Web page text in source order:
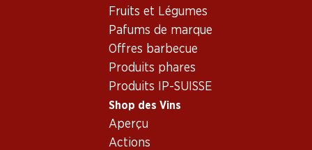
Fruits et Légumes
Pafums de marque
Offres barbecue
Produits phares
Produits IP-SUISSE
Shop des Vins
Aperçu
Actions
Château Branaire-Ducru St.
Julien AOC 2007 75